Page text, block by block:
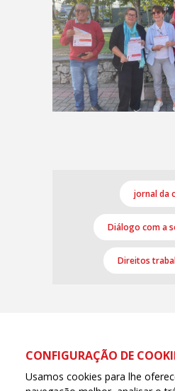
jornal da
Diálogo com a
Direitos
CONFIGURAÇÃO DE
Usamos cookies para lhe